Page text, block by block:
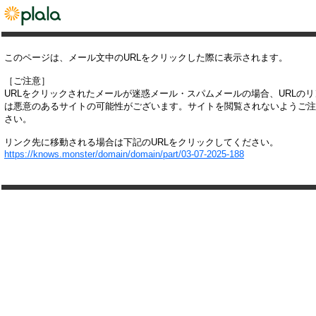
このページは、メール文中のURLをクリックした際に表示されます。
［ご注意］
URLをクリックされたメールが迷惑メール・スパムメールの場合、URLの
は悪意のあるサイトの可能性がございます。サイトを閲覧されないようご
さい。
リンク先に移動される場合は下記のURLをクリックしてください。
https://knows.monster/domain/domain/part/03-07-2025-188